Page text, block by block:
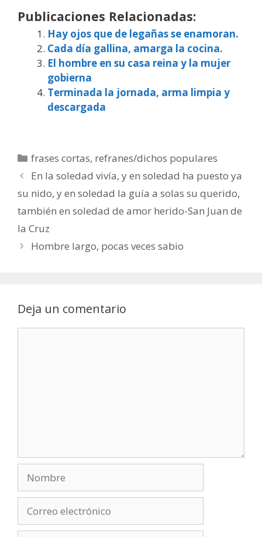
Publicaciones Relacionadas:
Hay ojos que de legañas se enamoran.
Cada día gallina, amarga la cocina.
El hombre en su casa reina y la mujer
gobierna
Terminada la jornada, arma limpia y
descargada
Categorías
frases cortas, refranes/dichos populares
En la soledad vivía, y en soledad ha puesto ya
su nido, y en soledad la guía a solas su querido,
también en soledad de amor herido-San Juan de
la Cruz
Hombre largo, pocas veces sabio
Deja un comentario
electrónico